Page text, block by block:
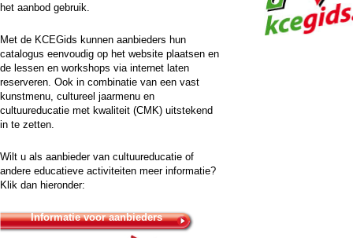
het aanbod gebruik.
Met de KCEGids kunnen aanbieders hun
catalogus eenvoudig op het website plaatsen en
de lessen en workshops via internet laten
reserveren. Ook in combinatie van een vast
kunstmenu, cultureel jaarmenu en
cultuureducatie met kwaliteit (CMK) uitstekend
in te zetten.
Wilt u als aanbieder van cultuureducatie of
andere educatieve activiteiten meer informatie?
Klik dan hieronder:
Informatie voor aanbieders